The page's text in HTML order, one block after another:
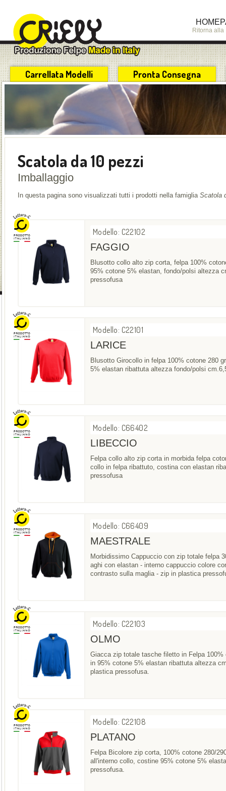
Ritorna alla
Carrellata Modelli Pronta Consegna
Scatola da 10 pezzi
Imballaggio
In questa pagina sono visualizzati tutti i prodotti nella famiglia Scatola
Modello: C22102
FAGGIO
Blusotto collo alto zip corta, felpa 100%
95% cotone 5% elastan, fondo/polsi altezza
pressofusa
Modello: C22101
LARICE
Blusotto Girocollo in felpa 100% cotone 280
5% elastan ribattuta altezza fondo/polsi
Modello: C66402
LIBECCIO
Felpa collo alto zip corta in morbida felpa
collo in felpa ribattuto, costina con elastan
pressofusa
Modello: C66409
MAESTRALE
Morbidissimo Cappuccio con zip totale felpa
aghi con elastan - interno cappuccio colore
contrasto sulla maglia - zip in plastica
Modello: C22103
OLMO
Giacca zip totale tasche filetto in Felpa 100%
in 95% cotone 5% elastan ribattuta altezza
plastica pressofusa.
Modello: C22108
PLATANO
Felpa Bicolore zip corta, 100% cotone 280/
all'interno collo, costine 95% cotone 5%
pressofusa.